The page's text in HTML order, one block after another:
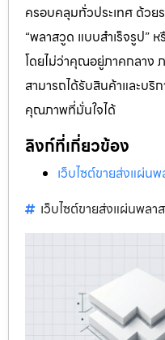
ครอบคลุมทั่วประเทศ ด้วย
“พลาสวูด แบบสำเร็จรูป”
โดยไม่ว่าคุณอยู่ภาคกลาง
สามารถได้รับสินค้าและบริ
คุณภาพที่มั่นใจได้
ลิงก์ที่เกี่ยวข้อง
เว็บไซต์ขายส่งแผ่นพ
เว็บไซต์ขายส่งแผ่นพล